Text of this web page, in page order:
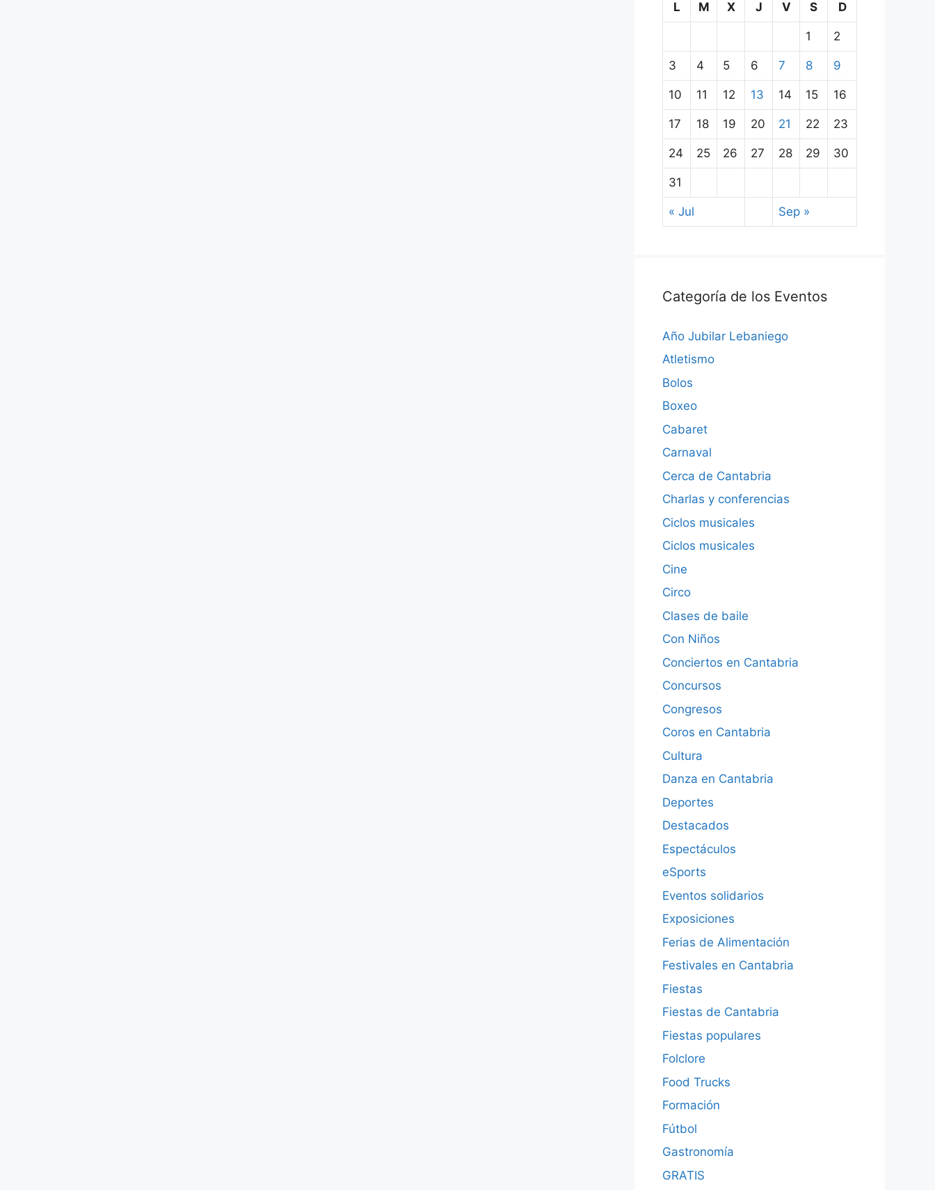
L
M X J V S D
1 2
3 4 5 6 7 8 9
10 11 12 13 14 15 16
17 18 19 20 21 22 23
24 25 26 27 28 29 30
31
« Jul Sep »
Categoría de los Eventos
Año Jubilar Lebaniego
Atletismo
Bolos
Boxeo
Cabaret
Carnaval
Cerca de Cantabria
Charlas y conferencias
Ciclos musicales
Ciclos musicales
Cine
Circo
Clases de baile
Con Niños
Conciertos en Cantabria
Concursos
Congresos
Coros en Cantabria
Cultura
Danza en Cantabria
Deportes
Destacados
Espectáculos
eSports
Eventos solidarios
Exposiciones
Ferias de Alimentación
Festivales en Cantabria
Fiestas
Fiestas de Cantabria
Fiestas populares
Folclore
Food Trucks
Formación
Fútbol
Gastronomía
GRATIS